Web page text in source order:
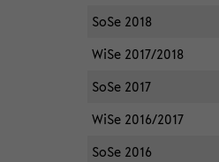
SoSe 2018
WiSe 2017/2018
SoSe 2017
WiSe 2016/2017
SoSe 2016